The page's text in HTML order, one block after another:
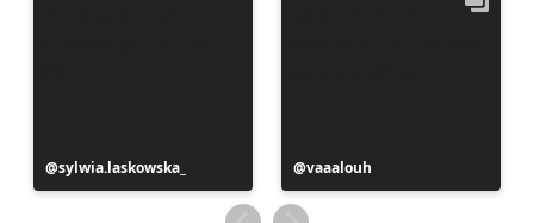
Innlegg
publisert
sylwia.laskowska_
Innlegg
publisert
av
vaaalouh